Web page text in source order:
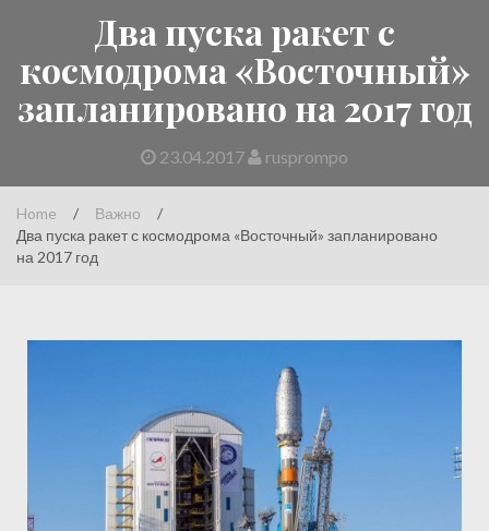
Два пуска ракет с
космодрома «Восточный»
запланировано на 2017 год
23.04.2017 rusprompo
Home / Важно
/
Два пуска ракет с космодрома «Восточный» запланировано
на 2017 год